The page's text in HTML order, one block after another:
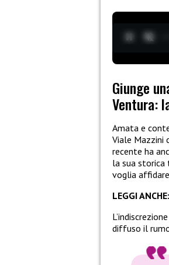
Giunge
Ventura:
Amata e
Viale Mazzini
recente ha
la sua storica
voglia
LEGGI ANCHE:
diffuso il